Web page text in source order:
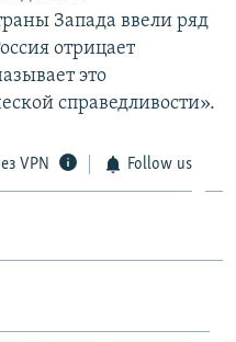
Запада ввели ряд
отрицает
это
справедливости».
VPN Follow us